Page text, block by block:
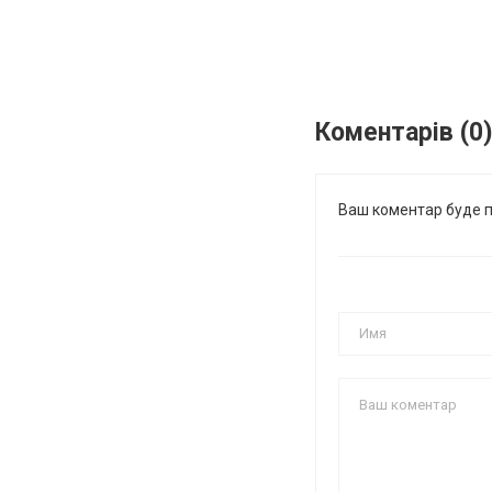
Коментарів (0)
Ваш коментар буде